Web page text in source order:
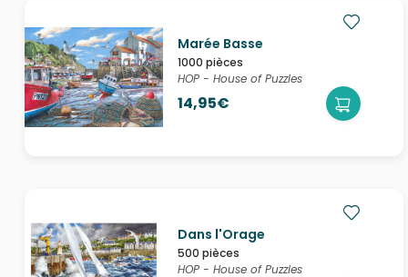
Marée Basse
1000 pièces
HOP - House of Puzzles
14,95€
Dans l'Orage
500 pièces
HOP - House of Puzzles